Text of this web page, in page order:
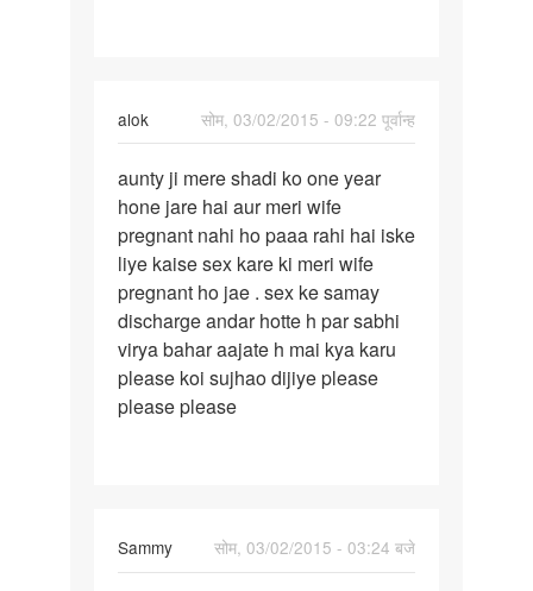
alok
सोम, 03/02/2015 - 09:22 पूर्वान्ह
aunty
ji
mere
shadi
ko
one
aunty ji mere shadi ko one year
hone jare hai aur meri wife
pregnant nahi ho paaa rahi hai iske
liye kaise sex kare ki meri wife
pregnant ho jae . sex ke samay
discharge andar hotte h par sabhi
virya bahar aajate h mai kya karu
please koi sujhao dijiye please
please please
Sammy
सोम, 03/02/2015 - 03:24 बजे